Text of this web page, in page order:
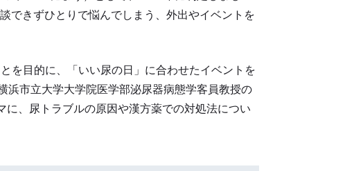
できずひとりで悩んでしまう、外出やイベントを
を目的に、「いい尿の日」に合わせたイベントを
浜市立大学大学院医学部泌尿器病態学客員教授の
に、尿トラブルの原因や漢方薬での対処法につい